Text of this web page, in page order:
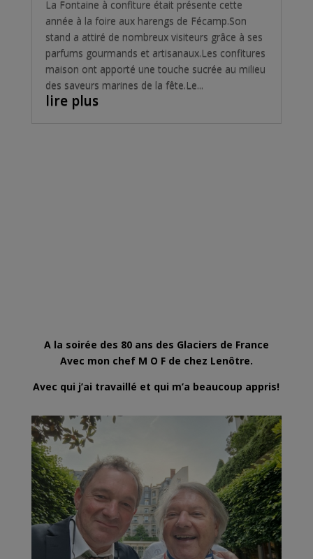
La Fontaine à confiture était présente cette
année à la foire aux harengs de Fécamp.Son
stand a attiré de nombreux visiteurs grâce à ses
parfums gourmands et artisanaux.Les confitures
maison ont apporté une touche sucrée au milieu
des saveurs marines de la fête.Le...
lire plus
A la soirée des 80 ans des Glaciers de France
Avec mon chef M O F de chez Lenôtre.
Avec qui j’ai travaillé et qui m’a beaucoup appris!